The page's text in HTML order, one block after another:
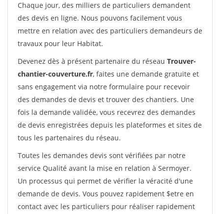
Chaque jour, des milliers de particuliers demandent
des devis en ligne. Nous pouvons facilement vous
mettre en relation avec des particuliers demandeurs de
travaux pour leur Habitat.
Devenez dès à présent partenaire du réseau Trouver-
chantier-couverture.fr, faites une demande gratuite et
sans engagement via notre formulaire pour recevoir
des demandes de devis et trouver des chantiers. Une
fois la demande validée, vous recevrez des demandes
de devis enregistrées depuis les plateformes et sites de
tous les partenaires du réseau.
Toutes les demandes devis sont vérifiées par notre
service Qualité avant la mise en relation à Sermoyer.
Un processus qui permet de vérifier la véracité d'une
demande de devis. Vous pouvez rapidement $etre en
contact avec les particuliers pour réaliser rapidement